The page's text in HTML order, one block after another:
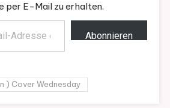
per E-Mail zu erhalten.
Abonnieren
) Cover Wednesday